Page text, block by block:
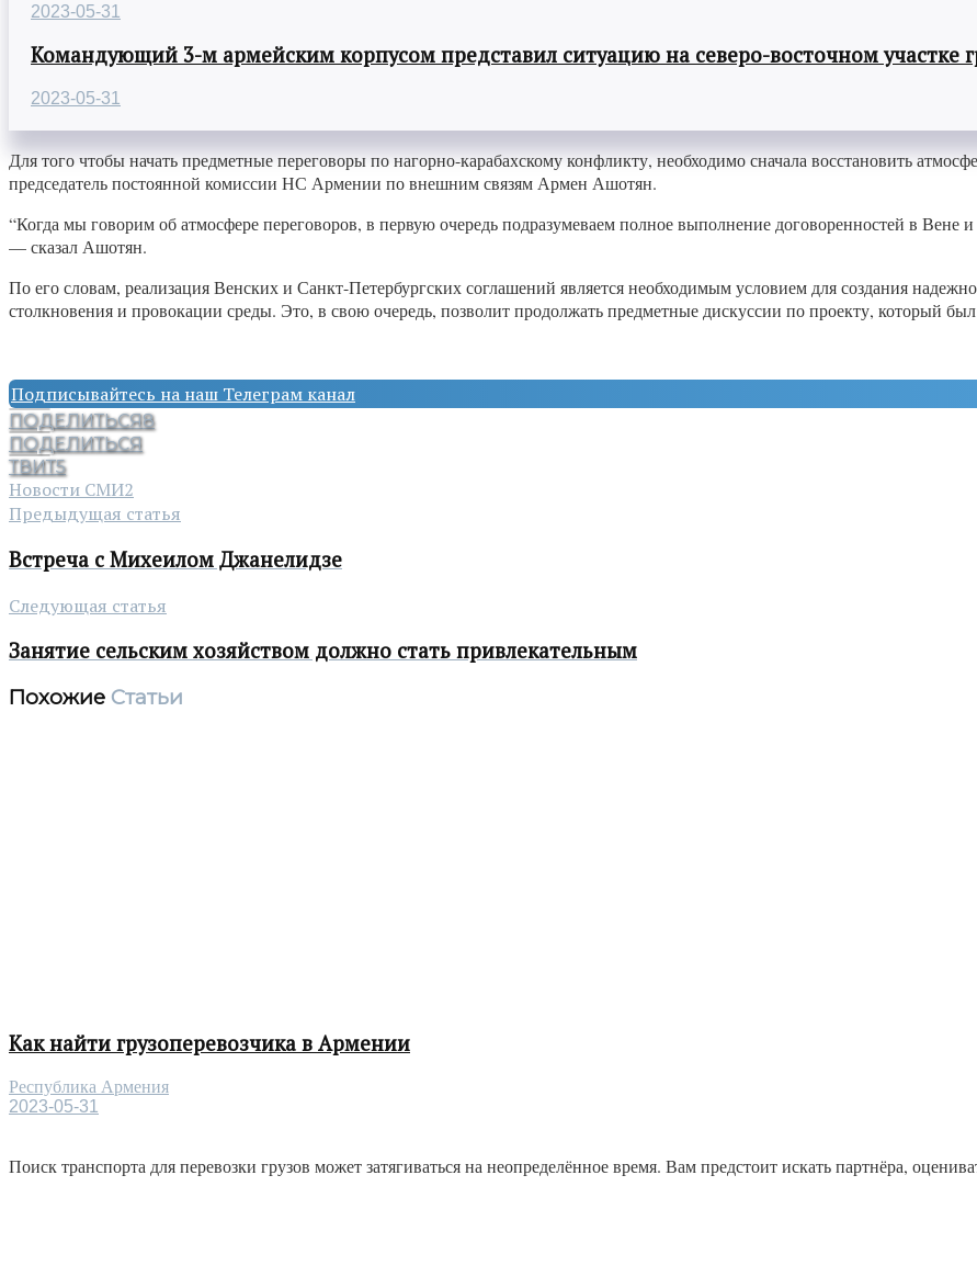
2023-05-31
Командующий 3-м армейским корпусом представил ситуацию на северо-восточном участке
2023-05-31
Для того чтобы начать предметные переговоры по нагорно-карабахскому конфликту, необходимо сначала восстановить
председатель постоянной комиссии НС Армении по внешним связям Армен Ашотян.
“Когда мы говорим об атмосфере переговоров, в первую очередь подразумеваем полное выполнение договоренностей в Вене
— сказал Ашотян.
По его словам, реализация Венских и Санкт-Петербургских соглашений является необходимым условием для создания
столкновения и провокации среды. Это, в свою очередь, позволит продолжать предметные дискуссии по проекту, который был
Подписывайтесь на наш Телеграм канал
ПОДЕЛИТЬСЯ8
ПОДЕЛИТЬСЯ
ТВИТ5
Новости СМИ2
Предыдущая статья
Встреча с Михеилом Джанелидзе
Следующая статья
Занятие сельским хозяйством должно стать привлекательным
Похожие Статьи
Как найти грузоперевозчика в Армении
Республика Армения
2023-05-31
Поиск транспорта для перевозки грузов может затягиваться на неопределённое время. Вам предстоит искать партнёра,